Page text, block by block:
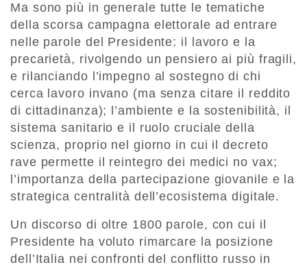
Ma sono più in generale tutte le tematiche
della scorsa campagna elettorale ad entrare
nelle parole del Presidente: il lavoro e la
precarietà, rivolgendo un pensiero ai più fragili,
e rilanciando l’impegno al sostegno di chi
cerca lavoro invano (ma senza citare il reddito
di cittadinanza); l’ambiente e la sostenibilità, il
sistema sanitario e il ruolo cruciale della
scienza, proprio nel giorno in cui il decreto
rave permette il reintegro dei medici no vax;
l’importanza della partecipazione giovanile e la
strategica centralità dell’ecosistema digitale.
Un discorso di oltre 1800 parole, con cui il
Presidente ha voluto rimarcare la posizione
dell’Italia nei confronti del conflitto russo in